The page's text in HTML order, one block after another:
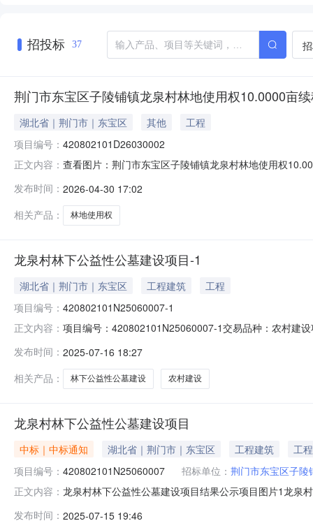
招投标 37
荆门市东宝区子陵铺镇龙泉村林地使用权10.0000亩
湖北省｜荆门市｜东宝区 其他
工程
项目编号： 420802101D26030002
正文内容： 查看图片：荆门市东宝区子陵铺镇龙泉村林地使用权
间：--公示时间交易结果公示开始时间：2026-04-30交
发布时间： 2026-04-30 17:02
相关产品：
林地使用权
龙泉村林下公益性公墓建设项目-1
湖北省｜荆门市｜东宝区 工程建筑
工程
项目编号： 420802101N25060007-1
正文内容： 项目编号：420802101N25060007-1交易品种：农村建
发布时间： 2025-07-16 18:27
相关产品：
林下公益性公墓建设 农村建设
龙泉村林下公益性公墓建设项目
中标｜中标通知 湖北省｜荆门市｜东宝区 工程建筑
工程
项目编号： 420802101N25060007 招标单位： 荆门市东宝区子陵
正文内容： 龙泉村林下公益性公墓建设项目结果公示项目图片1龙泉
述：龙泉村林下公益性公墓建设项目，建设地点位于东
发布时间： 2025-07-15 19:46